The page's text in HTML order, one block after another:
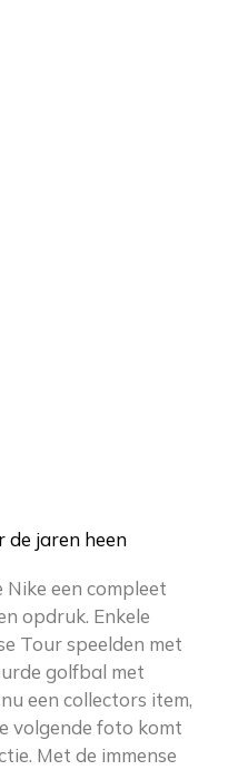
de jaren heen
een compleet
opdruk. Enkele
Tour speelden met
golfbal met
een collectors item,
volgende foto komt
Met de immense